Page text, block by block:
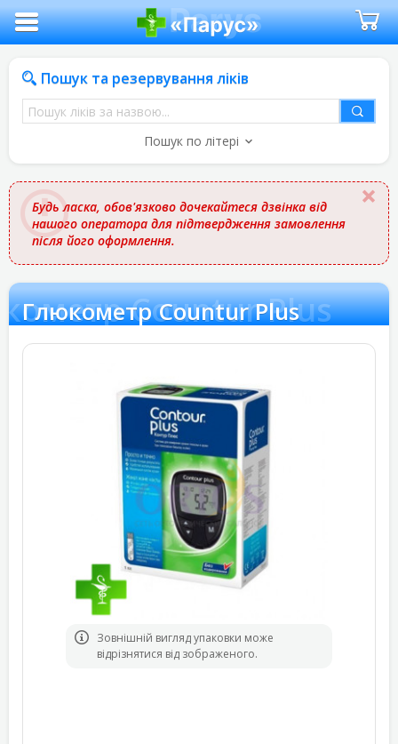
Пошук та резервування ліків
Пошук
ліків
назвою
Пошук по літері
Будь ласка, обов'язково дочекайтеся дзвінка від
нашого оператора для підтвердження замовлення
після його оформлення.
Countur Plus
Глюкометр Countur Plus
Зовнішній вигляд упаковки може
відрізнятися від зображеного.